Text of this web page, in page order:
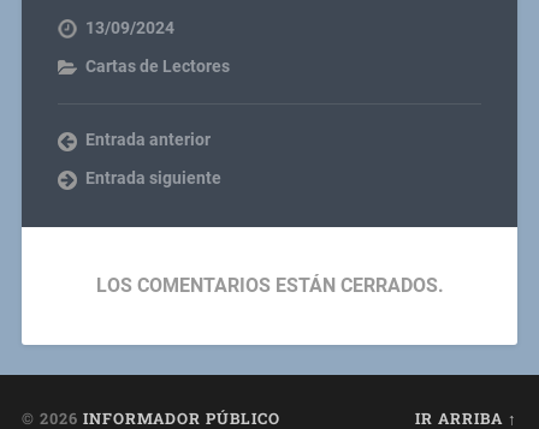
13/09/2024
Cartas de Lectores
Entrada anterior
Entrada siguiente
LOS COMENTARIOS ESTÁN CERRADOS.
© 2026 INFORMADOR PÚBLICO IR ARRIBA ↑